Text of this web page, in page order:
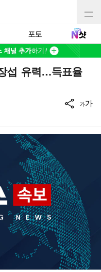
포토
섭 유력…득표율
가가